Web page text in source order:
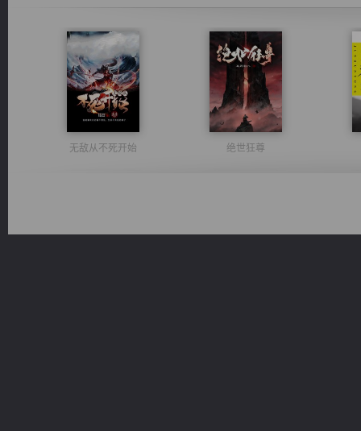
无敌从不死开始 绝世狂尊